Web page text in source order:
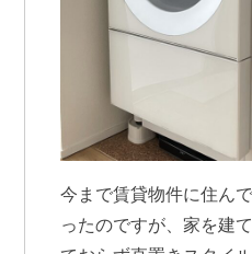
今まで賃貸物件に住ん
ったのですが、家を建